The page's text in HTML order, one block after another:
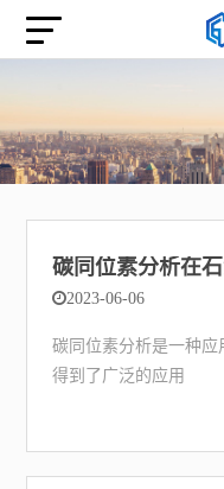
碳同位素分析在
2023-06-06
碳同位素分析是一种
得到了广泛的应用